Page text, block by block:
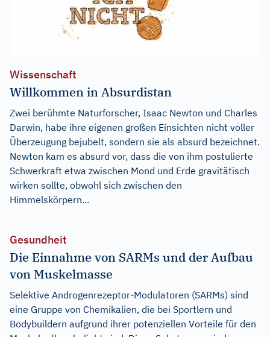
Wissenschaft
Willkommen in Absurdistan
Zwei berühmte Naturforscher, Isaac Newton und Charles
Darwin, habe ihre eigenen großen Einsichten nicht voller
Überzeugung bejubelt, sondern sie als absurd bezeichnet.
Newton kam es absurd vor, dass die von ihm postulierte
Schwerkraft etwa zwischen Mond und Erde gravitätisch
wirken sollte, obwohl sich zwischen den
Himmelskörpern...
Gesundheit
Die Einnahme von SARMs und der Aufbau
von Muskelmasse
Selektive Androgenrezeptor-Modulatoren (SARMs) sind
eine Gruppe von Chemikalien, die bei Sportlern und
Bodybuildern aufgrund ihrer potenziellen Vorteile für den